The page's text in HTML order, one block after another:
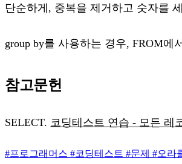
단순하게, 중복을 제거하고 숫자를
group by를 사용하는 경우, FROM
참고문헌
SELECT. 코딩테스트 연습 - 모든 레
#프로그래머스 #코딩테스트 #문제 #오라